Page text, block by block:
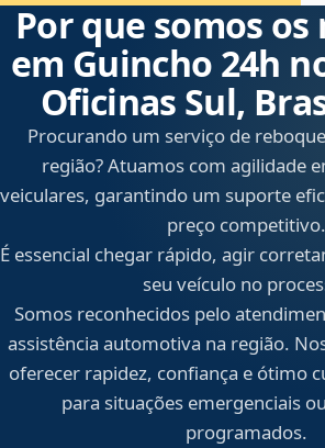
Por que somos
em Guincho 24h
Oficinas Sul,
Procurando um serviço de
região? Atuamos com agilidade
veiculares, garantindo um suporte
preço competitivo.
É essencial chegar rápido, agir
seu veículo no
Somos reconhecidos pelo
assistência automotiva na região.
oferecer rapidez, confiança e ótimo
para situações emergenciais
programados.